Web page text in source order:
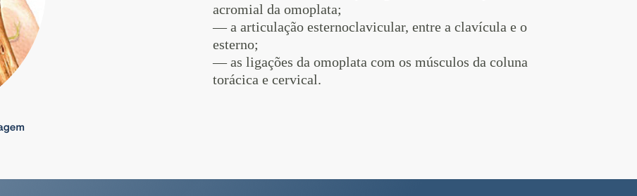
acromial da omoplata;
— a articulação esternoclavicular, entre a clavícula e o
esterno;
— as ligações da omoplata com os músculos da coluna
torácica e cervical.